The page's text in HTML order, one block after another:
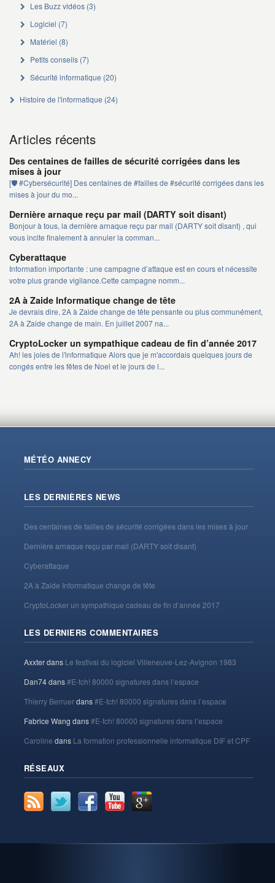
Les Buzz vidéos(3)
Logiciel (7)
Matériel (8)
Petits conseils(7)
Sécurité informatique (20)
Histoire de l'informatique (24)
Articles récents
Des centaines de failles de sécurité corrigées dans les
mises à jour
[🛡️ #Cybersécurité] Des centaines de #failles de #sécurité corrigées dans les
mises à jour du mo...
Dernière arnaque reçu par mail (DARTY soit disant)
Bonjour à tous, la dernière arnaque reçu par mail (DARTY soit disant) , qui
vous incite finalement à annuler la comman...
Cyberattaque
Information importante : une campagne d’attaque est en cours et nécessite
votre plus grande vigilance.Cette campagne nomm...
2A à Zaide Informatique change de tête
Je devrais dire, 2A à Zaide change de tête pensante ou plus communément,
2A à Zaide change de main. En juillet 2007 na...
CryptoLocker un sympathique cadeau de fin d’année 2017
Ah! les joies de l'informatique Alors que je m'accordais quelques jours de
congés entre les fêtes de Noel et le jours de l...
MÉTÉO ANNECY
LES DERNIÈRES NEWS
Des centaines de failles de sécurité corrigées dans les mises à jour
Dernière arnaque reçu par mail (DARTY soit disant)
Cyberattaque
2A à Zaide Informatique change de tête
CryptoLocker un sympathique cadeau de fin d’année 2017
LES DERNIERS COMMENTAIRES
Axxterdans Le festival du logiciel Villeneuve-Lez-Avignon 1983
Dan74dans#E-tch! 80000 signatures dans l’espace
Thierry Berruerdans#E-tch! 80000 signatures dans l’espace
Fabrice Wang dans#E-tch! 80000 signatures dans l’espace
Caroline dans La formation professionnelle informatique DIF et CPF
RÉSEAUX